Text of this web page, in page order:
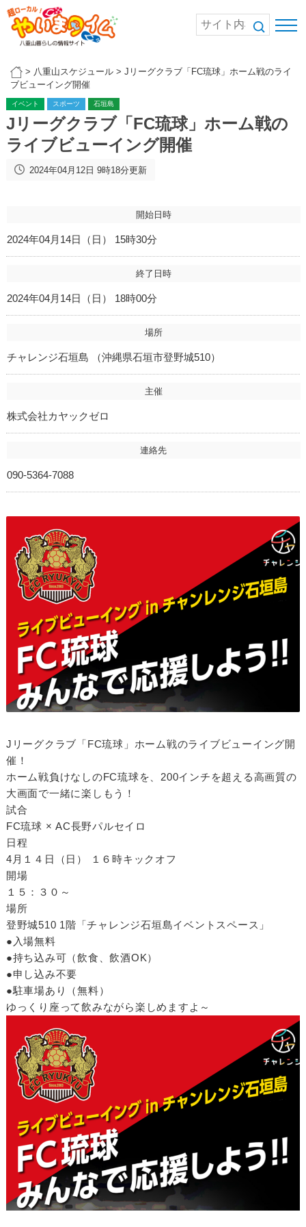
> 八重山スケジュール> Jリーグクラブ「FC琉球」ホーム戦のライ
ブビューイング開催
イベント スポーツ 石垣島
Jリーグクラブ「FC琉球」ホーム戦の
ライブビューイング開催
2024年04月12日 9時18分更新
開始日時
2024年04月14日（日） 15時30分
終了日時
2024年04月14日（日） 18時00分
場所
チャレンジ石垣島 （沖縄県石垣市登野城510）
主催
株式会社カヤックゼロ
連絡先
090-5364-7088
Jリーグクラブ「FC琉球」ホーム戦のライブビューイング開
催！
ホーム戦負けなしのFC琉球を、200インチを超える高画質の
大画面で一緒に楽しもう！
試合
FC琉球 × AC長野パルセイロ
日程
4月１４日（日） １６時キックオフ
開場
１５：３０～
場所
登野城510 1階「チャレンジ石垣島イベントスペース」
●入場無料
●持ち込み可（飲食、飲酒OK）
●申し込み不要
●駐車場あり（無料）
ゆっくり座って飲みながら楽しめますよ～